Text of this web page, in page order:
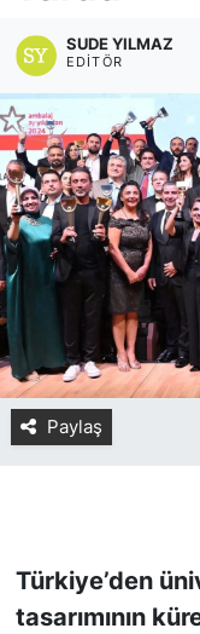
SUDE YILMAZ
EDITÖR
Paylaş
Türkiye’den
tasarımının
Yurt Dışı
Teknoloji
Spor
KÜLTÜR
ŞİRKET
SAVUNMA
FUAR
FUAR
Amerika
FUAR
KONGRE